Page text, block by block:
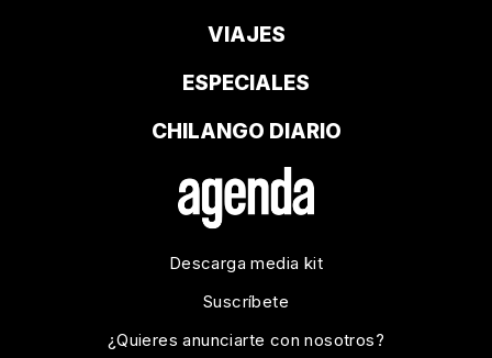
VIAJES
ESPECIALES
CHILANGO DIARIO
Descarga media kit
Suscríbete
¿Quieres anunciarte con nosotros?